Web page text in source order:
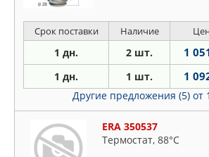
Срок поставки Наличие
1 дн. 2 шт. 1
1 дн. 1 шт. 1
Другие предложения (5) от
ERA 350537
Термостат, 88°С